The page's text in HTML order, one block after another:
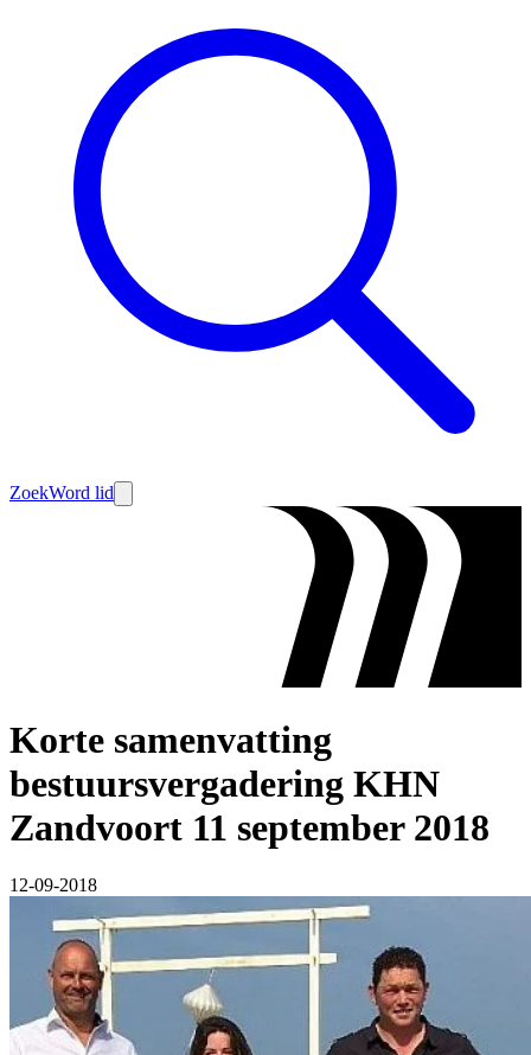
ZoekWord lid
Korte samenvatting
bestuursvergadering KHN
Zandvoort 11 september 2018
12-09-2018